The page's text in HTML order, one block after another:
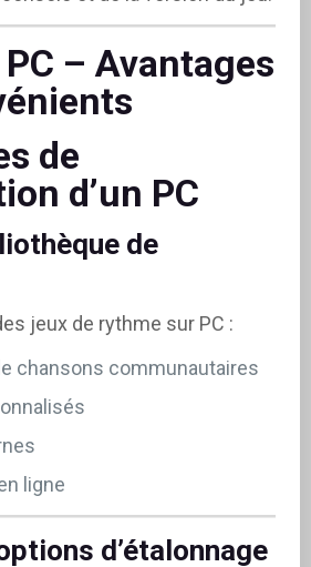
PC – Avantages
de
d’un PC
de
jeux de rythme sur PC :
chansons communautaires
ligne
d’étalonnage